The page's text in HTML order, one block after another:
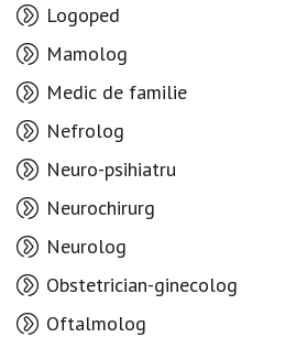
Logoped
Mamolog
Medic de familie
Nefrolog
Neuro-psihiatru
Neurochirurg
Neurolog
Obstetrician-ginecolog
Oftalmolog